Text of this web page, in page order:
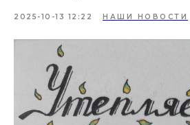
2025-10-13 12:22 НАШИ НОВОСТИ